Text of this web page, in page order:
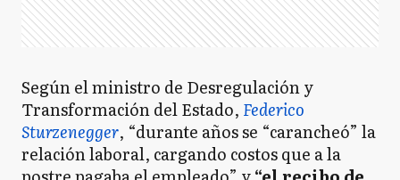
Según el ministro de Desregulación y
Transformación del Estado, Federico
Sturzenegger, “durante años se “carancheó” la
relación laboral, cargando costos que a la